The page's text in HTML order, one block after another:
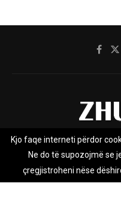
Rreth nesh
Zhurnal.mk është Agjenci e
Kjo faqe interneti përdor
Ne do të supozojmë se
çregjistroheni nëse